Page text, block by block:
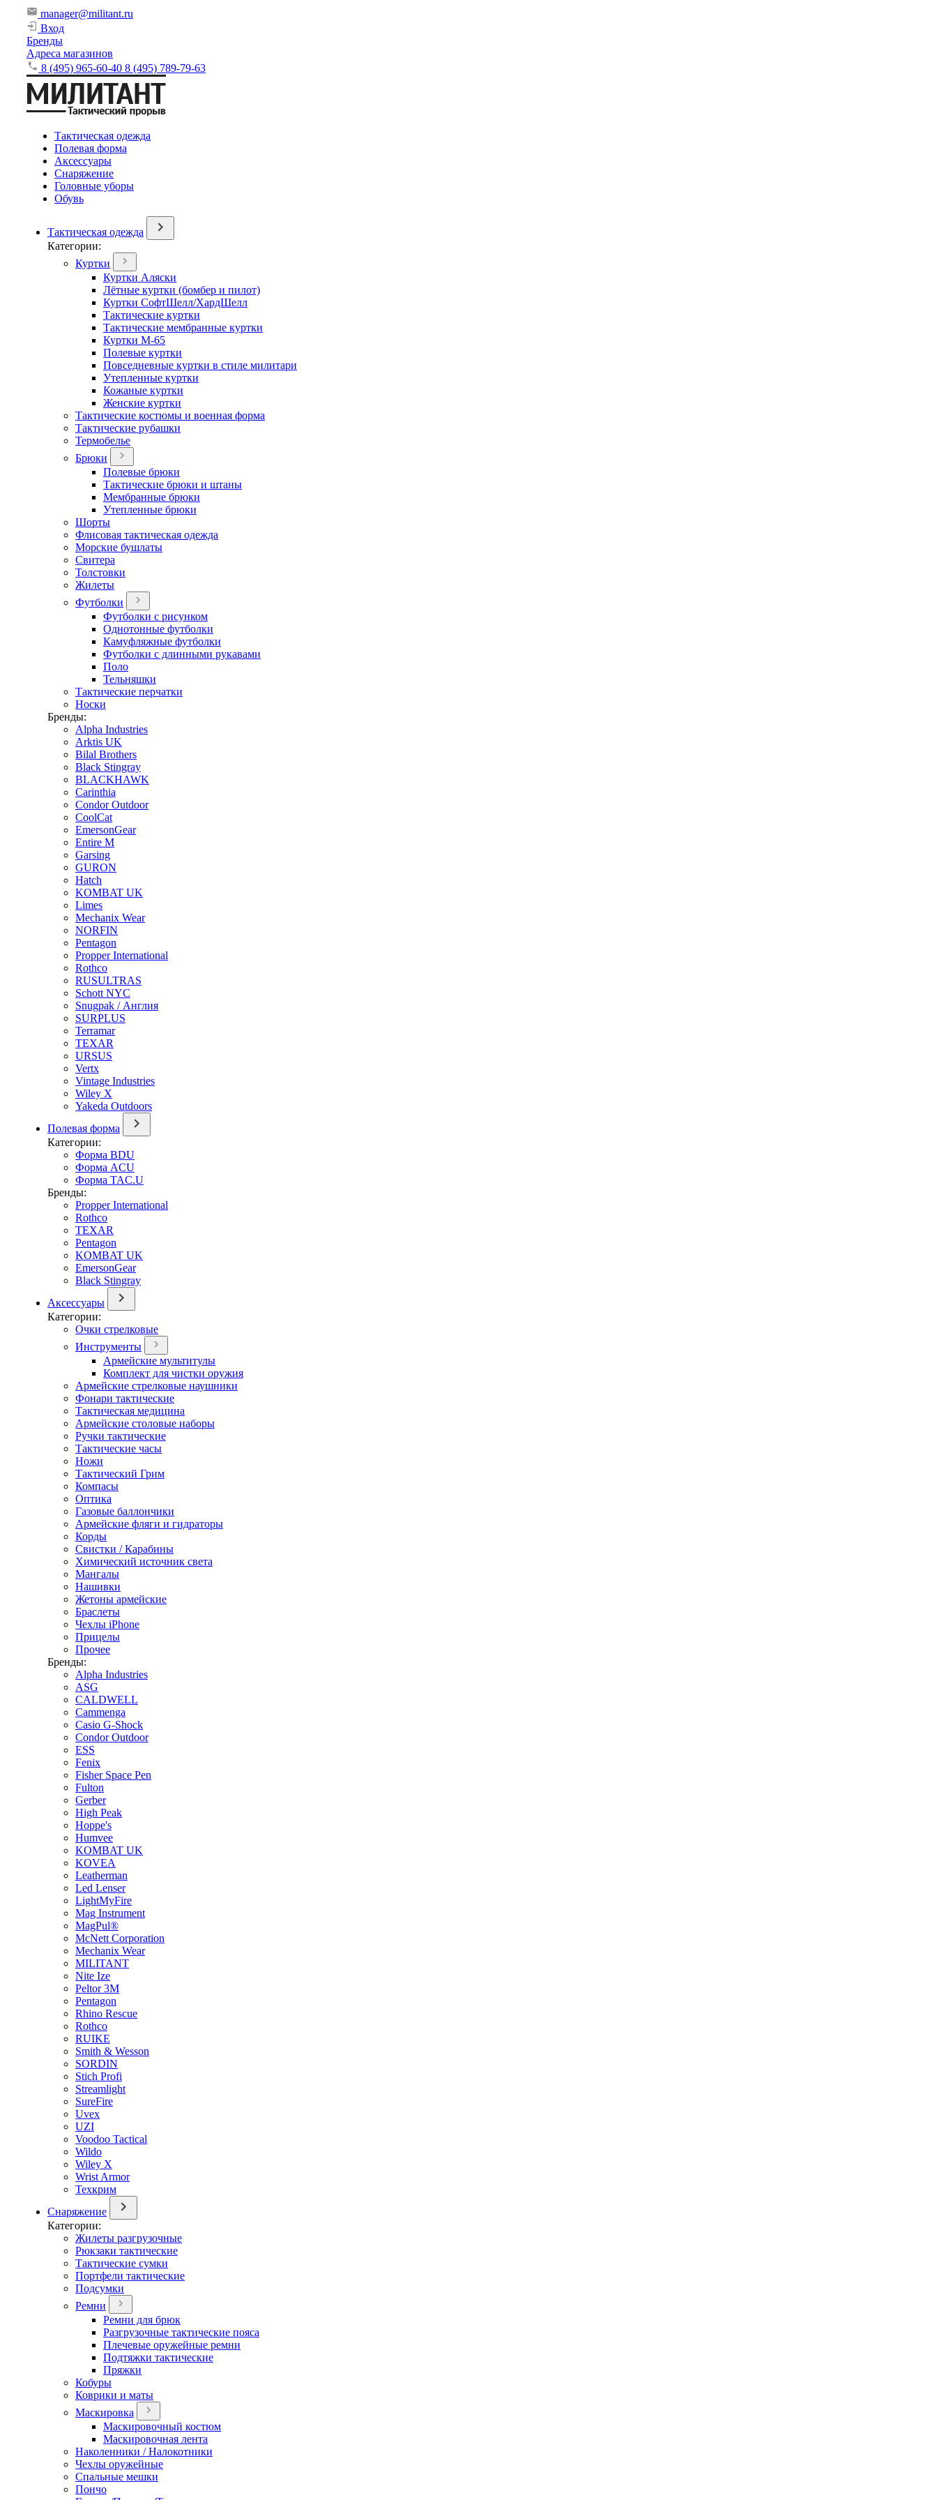
manager@militant.ru
Вход
Бренды
Адреса магазинов
8 (495) 965-60-40 8 (495) 789-79-63
Тактическая одежда
Полевая форма
Аксессуары
Снаряжение
Головные уборы
Обувь
Тактическая одежда
Категории:
Куртки
Куртки Аляски
Лётные куртки (бомбер и пилот)
Куртки СофтШелл/ХардШелл
Тактические куртки
Тактические мембранные куртки
Куртки М-65
Полевые куртки
Повседневные куртки в стиле милитари
Утепленные куртки
Кожаные куртки
Женские куртки
Тактические костюмы и военная форма
Тактические рубашки
Термобелье
Брюки
Полевые брюки
Тактические брюки и штаны
Мембранные брюки
Утепленные брюки
Шорты
Флисовая тактическая одежда
Морские бушлаты
Свитера
Толстовки
Жилеты
Футболки
Футболки с рисунком
Однотонные футболки
Камуфляжные футболки
Футболки с длинными рукавами
Поло
Тельняшки
Тактические перчатки
Носки
Бренды:
Alpha Industries
Arktis UK
Bilal Brothers
Black Stingray
BLACKHAWK
Carinthia
Condor Outdoor
CoolCat
EmersonGear
Entire M
Garsing
GURON
Hatch
KOMBAT UK
Limes
Mechanix Wear
NORFIN
Pentagon
Propper International
Rothco
RUSULTRAS
Schott NYC
Snugpak / Англия
SURPLUS
Terramar
TEXAR
URSUS
Vertx
Vintage Industries
Wiley X
Yakeda Outdoors
Полевая форма
Категории:
Форма BDU
Форма ACU
Форма TAC.U
Бренды:
Propper International
Rothco
TEXAR
Pentagon
KOMBAT UK
EmersonGear
Black Stingray
Аксессуары
Категории:
Очки стрелковые
Инструменты
Армейские мультитулы
Комплект для чистки оружия
Армейские стрелковые наушники
Фонари тактические
Тактическая медицина
Армейские столовые наборы
Ручки тактические
Тактические часы
Ножи
Тактический Грим
Компасы
Оптика
Газовые баллончики
Армейские фляги и гидраторы
Корды
Свистки / Карабины
Химический источник света
Мангалы
Нашивки
Жетоны армейские
Браслеты
Чехлы iPhone
Прицелы
Прочее
Бренды:
Alpha Industries
ASG
CALDWELL
Cammenga
Casio G-Shock
Condor Outdoor
ESS
Fenix
Fisher Space Pen
Fulton
Gerber
High Peak
Hoppe's
Humvee
KOMBAT UK
KOVEA
Leatherman
Led Lenser
LightMyFire
Mag Instrument
MagPul®
McNett Corporation
Mechanix Wear
MILITANT
Nite Ize
Peltor 3M
Pentagon
Rhino Rescue
Rothco
RUIKE
Smith & Wesson
SORDIN
Stich Profi
Streamlight
SureFire
Uvex
UZI
Voodoo Tactical
Wildo
Wiley X
Wrist Armor
Техкрим
Снаряжение
Категории:
Жилеты разгрузочные
Рюкзаки тактические
Тактические сумки
Портфели тактические
Подсумки
Ремни
Ремни для брюк
Разгрузочные тактические пояса
Плечевые оружейные ремни
Подтяжки тактические
Пряжки
Кобуры
Коврики и маты
Маскировка
Маскировочный костюм
Маскировочная лента
Наколенники / Налокотники
Чехлы оружейные
Спальные мешки
Пончо